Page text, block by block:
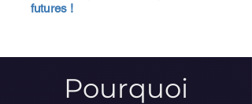
futures !
Pourquoi